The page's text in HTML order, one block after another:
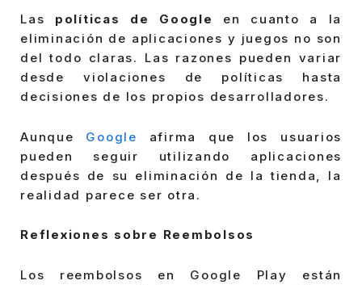
Las políticas de Google
en cuanto a la
eliminación de aplicaciones y juegos no son
del todo claras. Las razones pueden variar
desde violaciones de políticas hasta
decisiones de los propios desarrolladores.
Aunque Google afirma que los usuarios
pueden seguir utilizando aplicaciones
después de su eliminación de la tienda, la
realidad parece ser otra.
Reflexiones sobre Reembolsos
Los reembolsos en Google Play están